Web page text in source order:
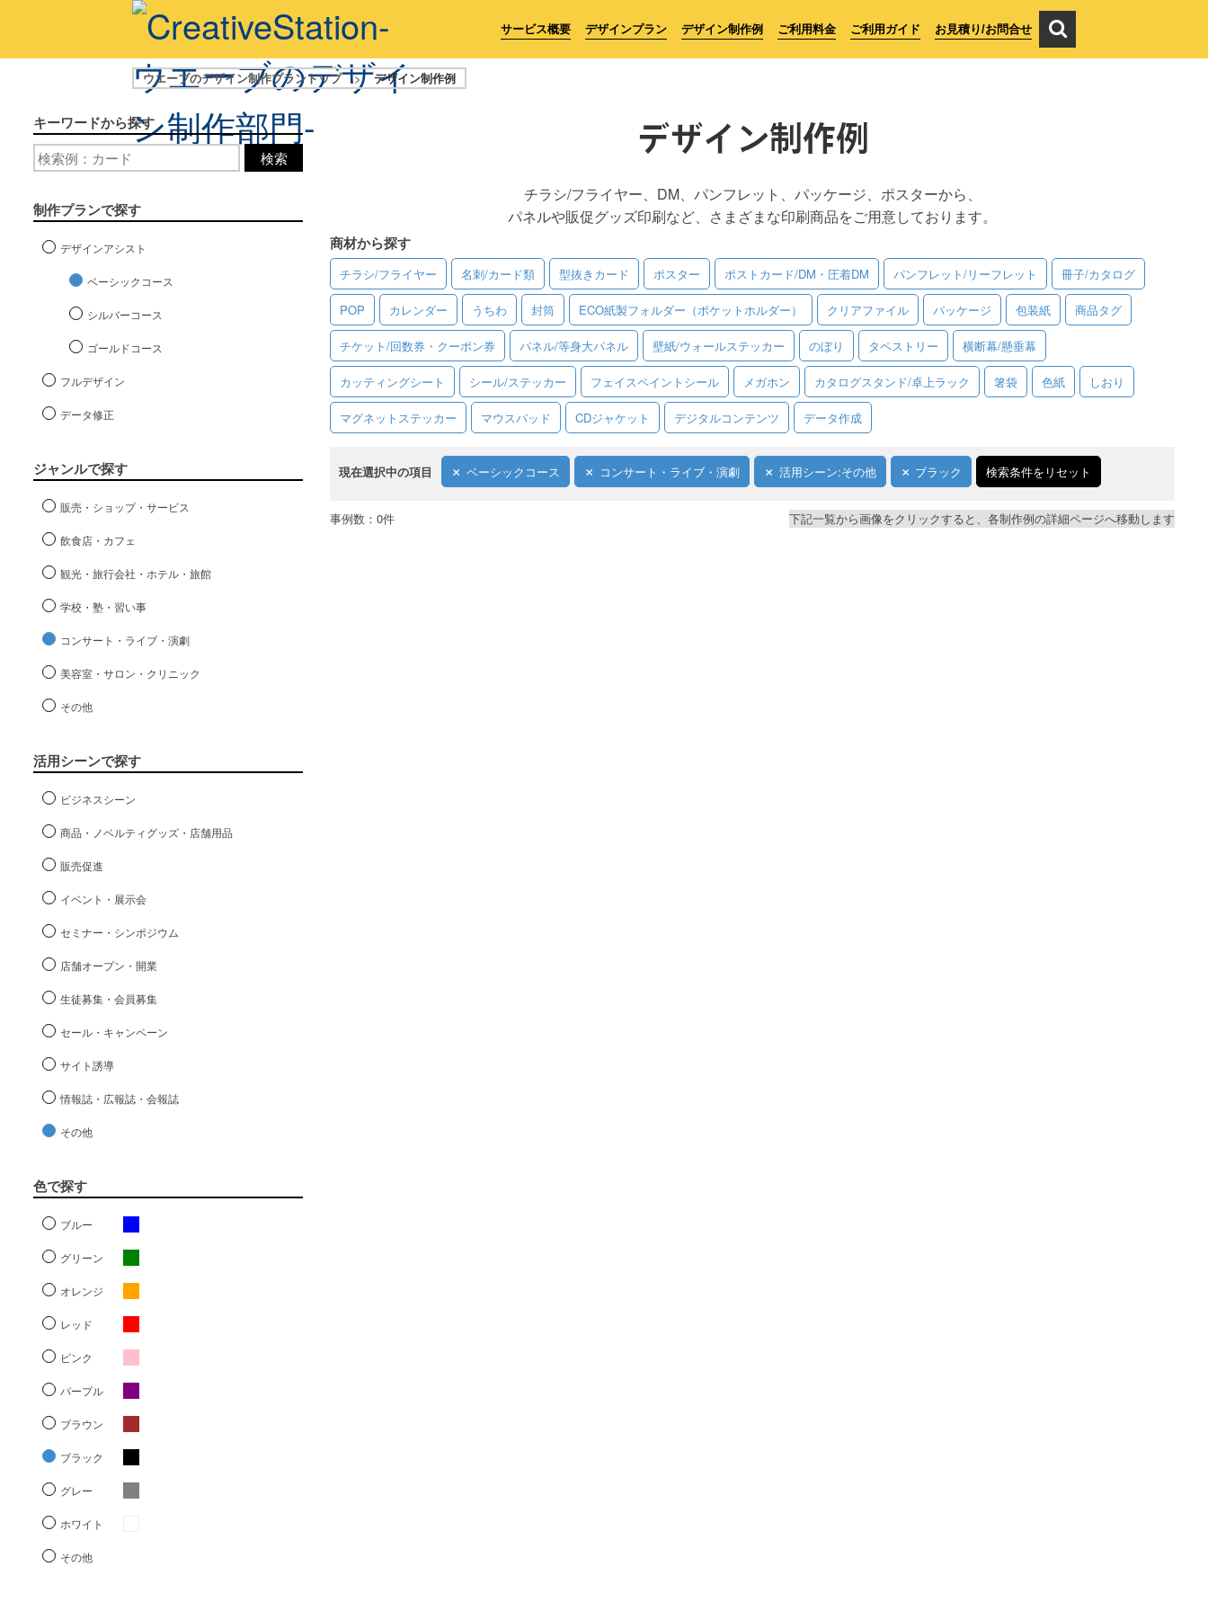
サービス概要 デザインプラン デザイン制作例 ご利用料金 ご利用ガイド お見積り/お問合せ
ウエーブのデザイン制作プラントップ > デザイン制作例
デザイン制作例
チラシ/フライヤー、DM、パンフレット、パッケージ、ポスターから、
パネルや販促グッズ印刷など、さまざまな印刷商品をご用意しております。
商材から探す
チラシ/フライヤー 名刺/カード類 型抜きカード ポスター ポストカード/DM・圧着DM パンフレット/リーフレット 冊子/カタログ
POP カレンダー うちわ 封筒 ECO紙製フォルダー（ポケットホルダー） クリアファイル パッケージ 包装紙 商品タグ
チケット/回数券・クーポン券 パネル/等身大パネル 壁紙/ウォールステッカー のぼり タペストリー 横断幕/懸垂幕
カッティングシート シール/ステッカー フェイスペイントシール メガホン カタログスタンド/卓上ラック 箸袋 色紙 しおり
マグネットステッカー マウスパッド CDジャケット デジタルコンテンツ データ作成
現在選択中の項目 ベーシックコース コンサート・ライブ・演劇 活用シーン:その他 ブラック 検索条件をリセット
キーワードから探す
検索
制作プランで探す
デザインアシスト
ベーシックコース
シルバーコース
ゴールドコース
フルデザイン
データ修正
ジャンルで探す
販売・ショップ・サービス
飲食店・カフェ
観光・旅行会社・ホテル・旅館
学校・塾・習い事
コンサート・ライブ・演劇
美容室・サロン・クリニック
その他
活用シーンで探す
ビジネスシーン
商品・ノベルティグッズ・店舗用品
販売促進
イベント・展示会
セミナー・シンポジウム
店舗オープン・開業
生徒募集・会員募集
セール・キャンペーン
サイト誘導
情報誌・広報誌・会報誌
その他
色で探す
ブルー
グリーン
オレンジ
レッド
ピンク
パープル
ブラウン
ブラック
グレー
ホワイト
その他
事例数：0件 下記一覧から画像をクリックすると、各制作例の詳細ページへ移動します